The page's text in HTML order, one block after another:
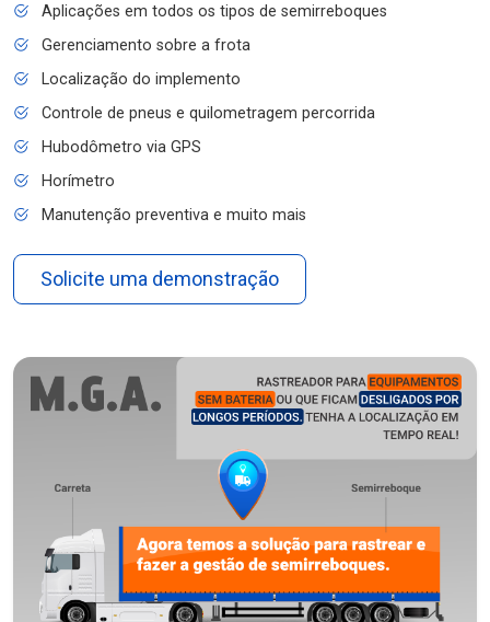
Aplicações em todos os tipos de semirreboques
Gerenciamento sobre a frota
Localização do implemento
Controle de pneus e quilometragem percorrida
Hubodômetro via GPS
Horímetro
Manutenção preventiva e muito mais
Solicite uma demonstração